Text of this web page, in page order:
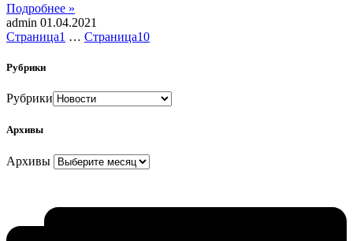
Подробнее »
admin 01.04.2021
Страница1 … Страница10
Рубрики
Рубрики
Архивы
Архивы